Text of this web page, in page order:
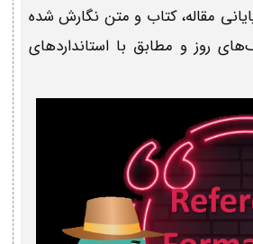
مقاله، کتاب و متن نگارش شده
روز و مطابق با استانداردهای